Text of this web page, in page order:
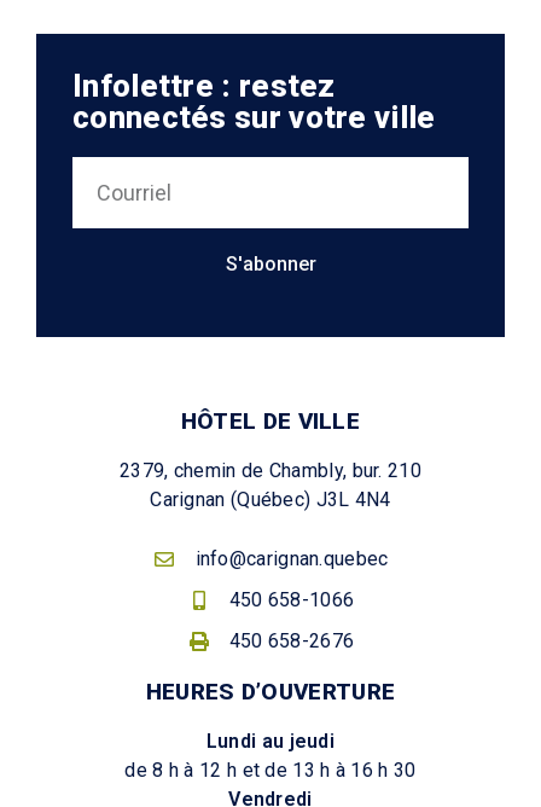
Infolettre : restez
connectés sur votre ville
S'abonner
HÔTEL DE VILLE
2379, chemin de Chambly, bur. 210
Carignan (Québec) J3L 4N4
info@carignan.quebec
450 658-1066
450 658-2676
HEURES D’OUVERTURE
Lundi au jeudi
de 8 h à 12 h et de 13 h à 16 h 30
Vendredi